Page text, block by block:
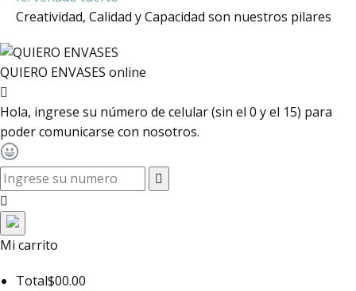
Creatividad, Calidad y Capacidad son nuestros pilares
QUIERO ENVASES online
Hola, ingrese su número de celular (sin el 0 y el 15) para
poder comunicarse con nosotros.
toggle navigation
Mi carrito
Total$00.00